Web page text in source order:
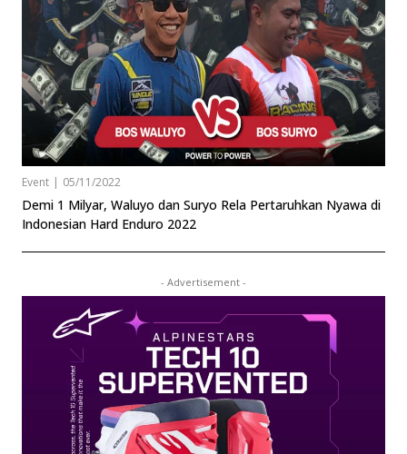
Event | 05/11/2022
Demi 1 Milyar, Waluyo dan Suryo Rela Pertaruhkan Nyawa di
Indonesian Hard Enduro 2022
- Advertisement -